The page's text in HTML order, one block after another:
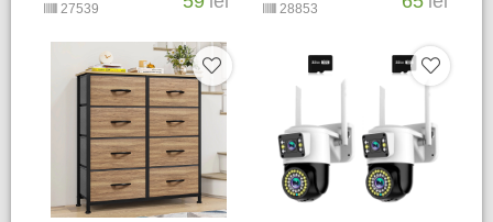
27539 28853